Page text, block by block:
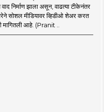
वाद निर्माण झाला असून, वाढत्या टीकेनंतर
सोशल मीडियावर व्हिडीओ शेअर करत
मागितली आहे. (Pranit ..